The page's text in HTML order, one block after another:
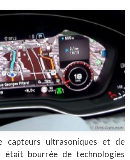
capteurs ultrasoniques et de
bourrée de technologies